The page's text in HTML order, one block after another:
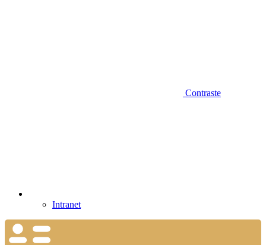
Contraste
Intranet